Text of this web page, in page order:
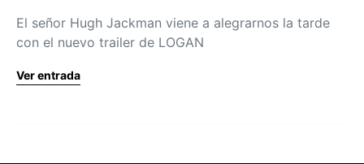
El señor Hugh Jackman viene a alegrarnos la tarde
con el nuevo trailer de LOGAN
Ver entrada